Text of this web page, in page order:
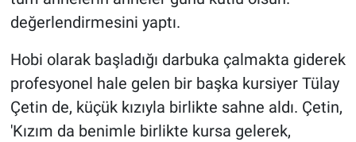
değerlendirmesini yaptı.
Hobi olarak başladığı darbuka çalmakta giderek
profesyonel hale gelen bir başka kursiyer Tülay
Çetin de, küçük kızıyla birlikte sahne aldı. Çetin,
'Kızım da benimle birlikte kursa gelerek,